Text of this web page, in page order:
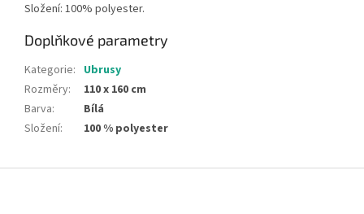
Složení: 100% polyester.
Doplňkové parametry
Kategorie: Ubrusy
Rozměry:
110 x 160 cm
Barva:
Bílá
Složení: 100 % polyester